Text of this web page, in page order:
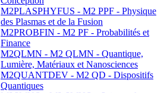
M2PLASPHYFUS - M2 PPF - Physique
des Plasmas et de la Fusion
M2PROBFIN - M2 PF - Probabilités et
Finance
M2QLMN - M2 QLMN - Quantique,
Lumière, Matériaux et Nanosciences
M2QUANTDEV - M2 QD - Dispositifs
Quantiques